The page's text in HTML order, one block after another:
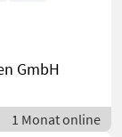
GmbH
1 Monat online